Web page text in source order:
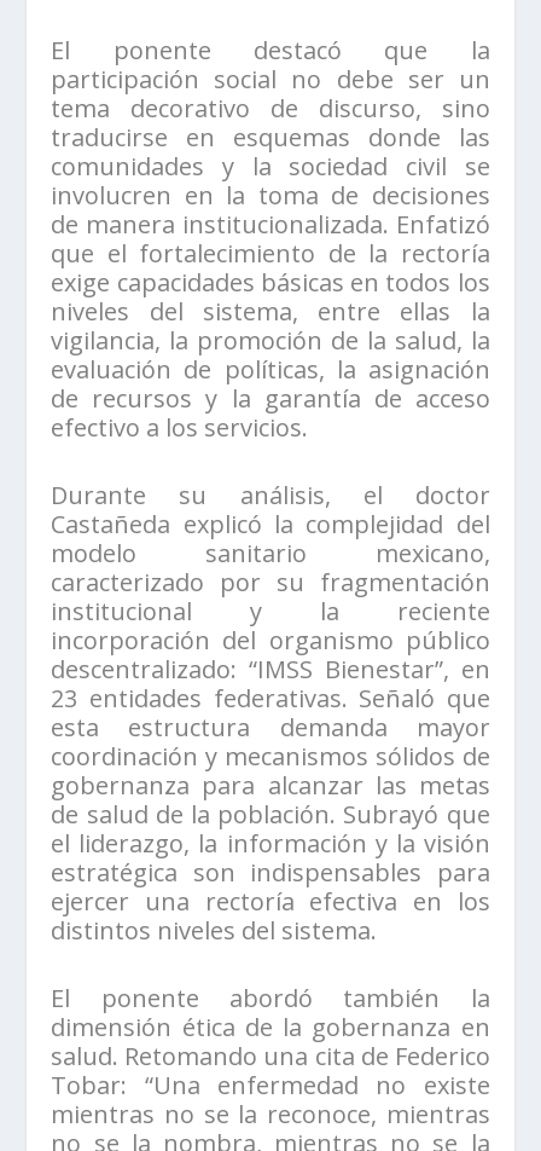
El ponente destacó que la
participación social no debe ser un
tema decorativo de discurso, sino
traducirse en esquemas donde las
comunidades y la sociedad civil se
involucren en la toma de decisiones
de manera institucionalizada. Enfatizó
que el fortalecimiento de la rectoría
exige capacidades básicas en todos los
niveles del sistema, entre ellas la
vigilancia, la promoción de la salud, la
evaluación de políticas, la asignación
de recursos y la garantía de acceso
efectivo a los servicios.
Durante su análisis, el doctor
Castañeda explicó la complejidad del
modelo sanitario mexicano,
caracterizado por su fragmentación
institucional y la reciente
incorporación del organismo público
descentralizado: “IMSS Bienestar”, en
23 entidades federativas. Señaló que
esta estructura demanda mayor
coordinación y mecanismos sólidos de
gobernanza para alcanzar las metas
de salud de la población. Subrayó que
el liderazgo, la información y la visión
estratégica son indispensables para
ejercer una rectoría efectiva en los
distintos niveles del sistema.
El ponente abordó también la
dimensión ética de la gobernanza en
salud. Retomando una cita de Federico
Tobar: “Una enfermedad no existe
mientras no se la reconoce, mientras
no se la nombra, mientras no se la